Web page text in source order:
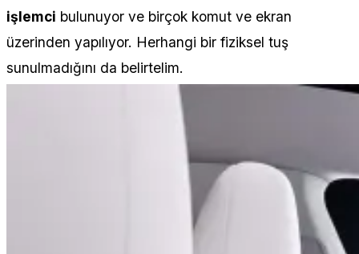
işlemci bulunuyor ve birçok komut ve ekran
üzerinden yapılıyor. Herhangi bir fiziksel tuş
sunulmadığını da belirtelim.